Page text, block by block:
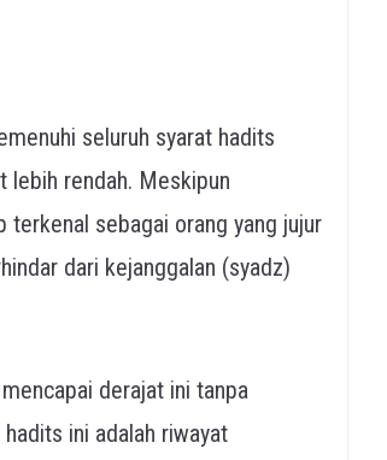
seluruh syarat hadits
lebih rendah. Meskipun
sebagai orang yang jujur
dari kejanggalan (syadz)
derajat ini tanpa
ini adalah riwayat